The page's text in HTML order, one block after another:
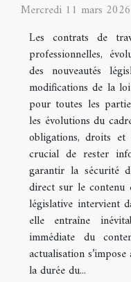
Mercredi 11 mars
Les contrats de
professionnelles,
des nouveautés
modifications de la
pour toutes les
les évolutions du
obligations, droits
crucial de rester
garantir la sécurité
direct sur le contenu
législative intervient
elle entraîne
immédiate du
actualisation
la durée du...